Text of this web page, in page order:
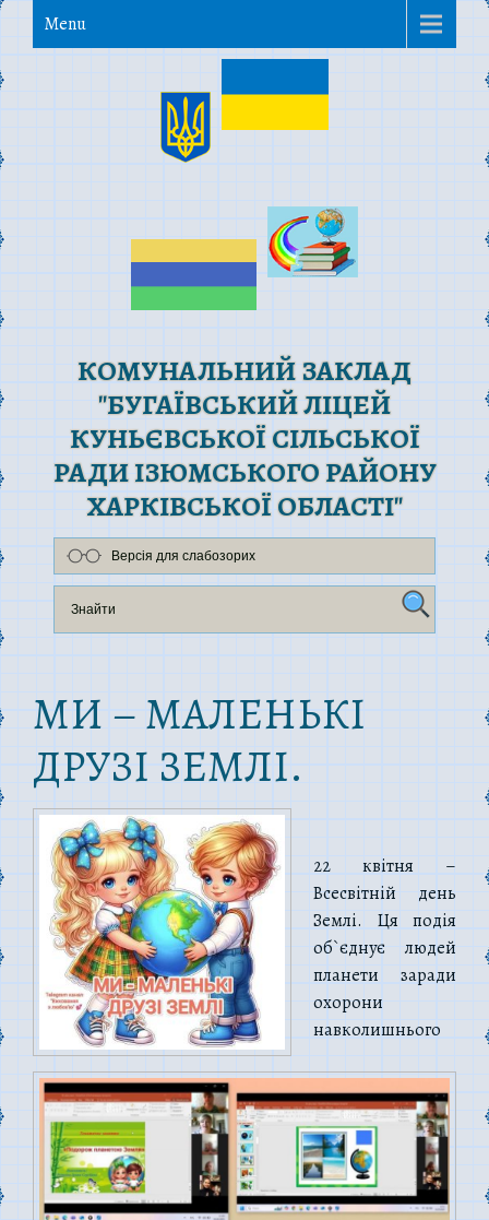
Menu
КОМУНАЛЬНИЙ ЗАКЛАД
"БУГАЇВСЬКИЙ ЛІЦЕЙ
КУНЬЄВСЬКОЇ СІЛЬСЬКОЇ
РАДИ ІЗЮМСЬКОГО РАЙОНУ
ХАРКІВСЬКОЇ ОБЛАСТІ"
Версія для слабозорих
МИ – МАЛЕНЬКІ
ДРУЗІ ЗЕМЛІ.
22 квітня –
Всесвітній день
Землі. Ця подія
об`єднує людей
планети заради
охорони
навколишнього